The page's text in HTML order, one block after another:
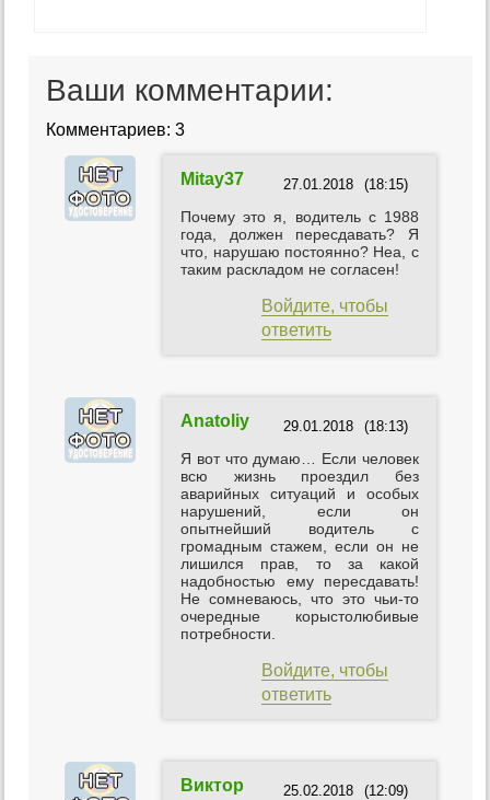
Ваши комментарии:
Комментариев: 3
(18:15)
27.01.2018
Mitay37
Почему это я, водитель с 1988
года, должен пересдавать? Я
что, нарушаю постоянно? Неа, с
таким раскладом не согласен!
Войдите, чтобы
ответить
(18:13)
29.01.2018
Anatoliy
Я вот что думаю… Если человек
всю жизнь проездил без
аварийных ситуаций и особых
нарушений, если он
опытнейший водитель с
громадным стажем, если он не
лишился прав, то за какой
надобностью ему пересдавать!
Не сомневаюсь, что это чьи-то
очередные корыстолюбивые
потребности.
Войдите, чтобы
ответить
(12:09)
25.02.2018
Виктор